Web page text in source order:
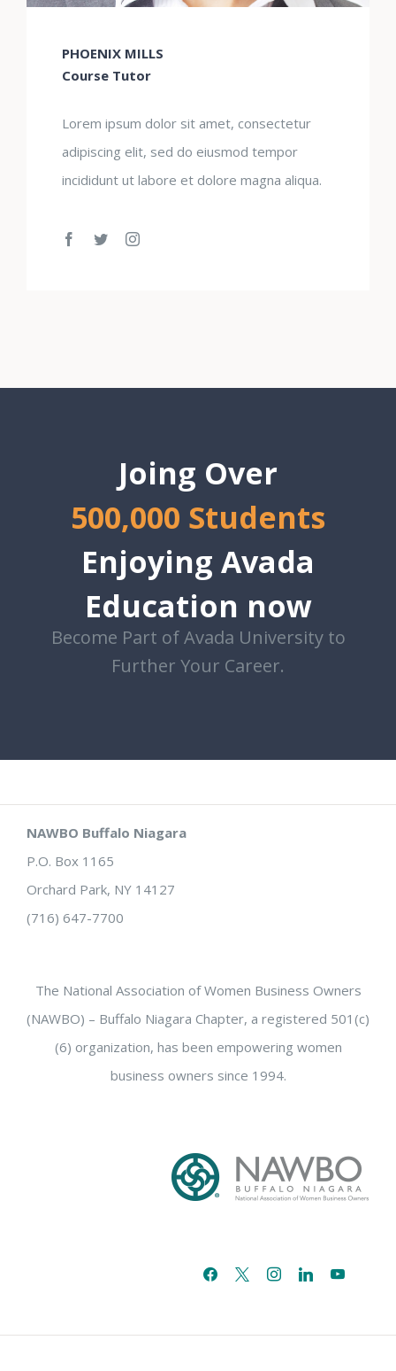
PHOENIX MILLS
Course Tutor
Lorem ipsum dolor sit amet, consectetur
adipiscing elit, sed do eiusmod tempor
incididunt ut labore et dolore magna aliqua.
Joing Over
500,000 Students
Enjoying Avada
Education now
Become Part of Avada University to
Further Your Career.
NAWBO Buffalo Niagara
P.O. Box 1165
Orchard Park, NY 14127
(716) 647-7700
The National Association of Women Business Owners
(NAWBO) – Buffalo Niagara Chapter, a registered 501(c)
(6) organization, has been empowering women
business owners since 1994.
facebook
x instagramlinkedinyoutube